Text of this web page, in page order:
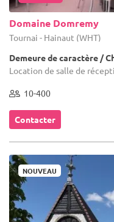
Domaine Domremy
Tournai - Hainaut (WHT)
Demeure de caractère /
Location de salle de
10-400
Contacter
NOUVEAU